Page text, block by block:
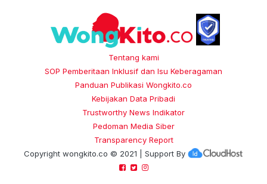
Tentang kami
SOP Pemberitaan Inklusif dan Isu Keberagaman
Panduan Publikasi Wongkito.co
Kebijakan Data Pribadi
Trustworthy News Indikator
Pedoman Media Siber
Transparency Report
Copyright wongkito.co © 2021 | Support By